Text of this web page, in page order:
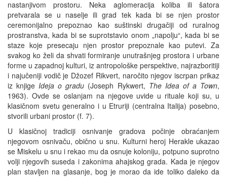
nastanjivom prostoru. Neka aglomeracija koliba ili šatora
pretvarala se u naselje ili grad tek kada bi se njen prostor
ceremonijalno prepoznao kao suštinski drugačiji od ruralnog
prostranstva, kada bi se suprotstavio onom „napolju“, kada bi se
staze koje presecaju njen prostor prepoznale kao putevi. Za
svakog ko želi da shvati formiranje unutrašnjeg prostora i urbane
forme u zapadnoj kulturi, iz antropološke perspektive, najrazboritiji
i najučeniji vodič je Džozef Rikvert, naročito njegov iscrpan prikaz
iz knjige Ideja o gradu (Joseph Rykwert, The Idea of a Town,
1963). Ovde se oslanjam na njegove uvide u rituale koji su, u
klasičnom svetu generalno i u Etruriji (centralna Italija) posebno,
stvorili urbani prostor (f. 7).
U klasičnoj tradiciji osnivanje gradova počinje obraćanjem
njegovom osnivaču, obično u snu. Kulturni heroj Herakle ukazao
se Miskelu u snu i rekao mu da osnuje koloniju, potpuno suprotno
volji njegovih suseda i zakonima ahajskog grada. Kada je njegov
plan stavljen na glasanje, bog je morao da ide toliko daleko da